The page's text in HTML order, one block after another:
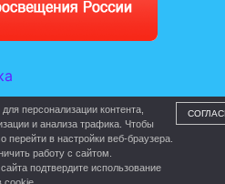
персонализации контента,
и анализа трафика. Чтобы
в настройки веб-браузера.
работу с сайтом.
подтвердите использование